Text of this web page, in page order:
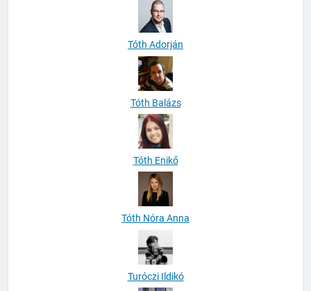
Tóth Adorján
Tóth Balázs
Tóth Enikő
Tóth Nóra Anna
Turóczi Ildikó